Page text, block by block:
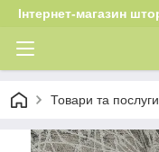
Інтернет-магазин
Товари та послуги